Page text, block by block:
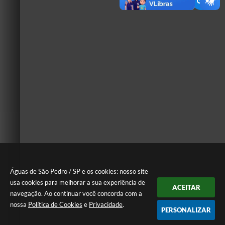
Águas de São Pedro / SP e os cookies: nosso site
usa cookies para melhorar a sua experiência de
navegação. Ao continuar você concorda com a
nossa Política de Cookies e Privacidade.
ACEITAR
PERSONALIZAR